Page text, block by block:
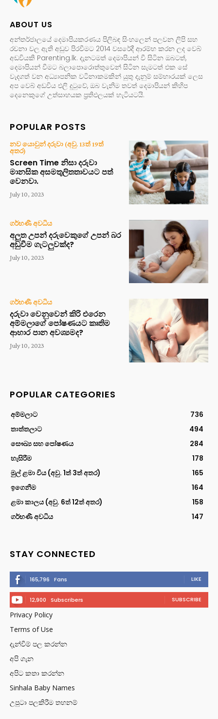
ABOUT US
අන්තර්ජාලයේ දෙමාපියකරණය පිලිබඳ සිංහලෙන් පලවන ලිපි සහ
රචනා වල ඇති අඩුව පිරවීමට 2014 වසරේදී ආරම්භ කරන ලද වෙබ්
අඩවියකි Parenting.lk. දැනටමත් දෙමාපියන් වී සිටින ඔබටත්,
දෙමාපියන් වීමට බලාපොරොත්තුවෙන් සිටින සැමටත් එක සේ
වැදගත් වන අධ්‍යාපනික වටිනාකමකින් යුතු දැනුම් සම්භාරයක් ලෙස
අප වෙබ් අඩවිය එලි දුටුවේ, ඔබ වැනිම තවත් දෙමාපියන් කිහිප
දෙනෙකුගේ උත්සාහයක ප්‍රතිඵලයක් හැටියටයි.
POPULAR POSTS
නව යොවුන් දරුවා (අවු. 13ත් 19ත්
අතර)
Screen Time නිසා දරුවා
මානසික අසමතුලිතතාවයට පත්
වෙනවා.
July 10, 2023
ගර්භණී අවධිය
අලුත උපන් දරුවෙකුගේ උපන් බර
අඩුවීම ගැටලුවක්ද?
July 10, 2023
ගර්භණී අවධිය
දරුවා වෙනුවෙන් කිරි එරෙන
අම්මලාගේ පෝෂණයට කෘතිම
ආහාර පාන අවශ්‍යමද?
July 10, 2023
POPULAR CATEGORIES
අම්මලාට
736
තාත්තලාට
494
සෞඛ්‍ය සහ පෝෂණය
284
හැසිරීම
178
මුල් ළමා විය (අවු. 1ත් 3ත් අතර)
165
ඉගෙනීම
164
ළමා කාලය (අවු. 6ත් 12ත් අතර)
158
ගර්භණී අවධිය
147
STAY CONNECTED
165,796 Fans LIKE
12,900 Subscribers SUBSCRIBE
Privacy Policy
Terms of Use
දැන්වීම් පල කරන්න
අපි ගැන
අපිට කතා කරන්න
Sinhala Baby Names
උපුටා පලකිරීම තහනම්